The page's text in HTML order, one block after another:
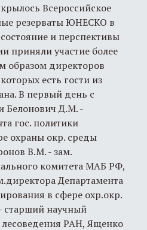
Всероссийское
резерваты ЮНЕСКО в
и перспективы
приняли участие более
образом директоров
есть гости из
В первый день с
Белонович Д.М. -
гос. политики
охраны окр. среды
В.М. - зам.
комитета МАБ РФ,
Департамента
в сфере охр.окр.
научный
лесоведения РАН, Ященко